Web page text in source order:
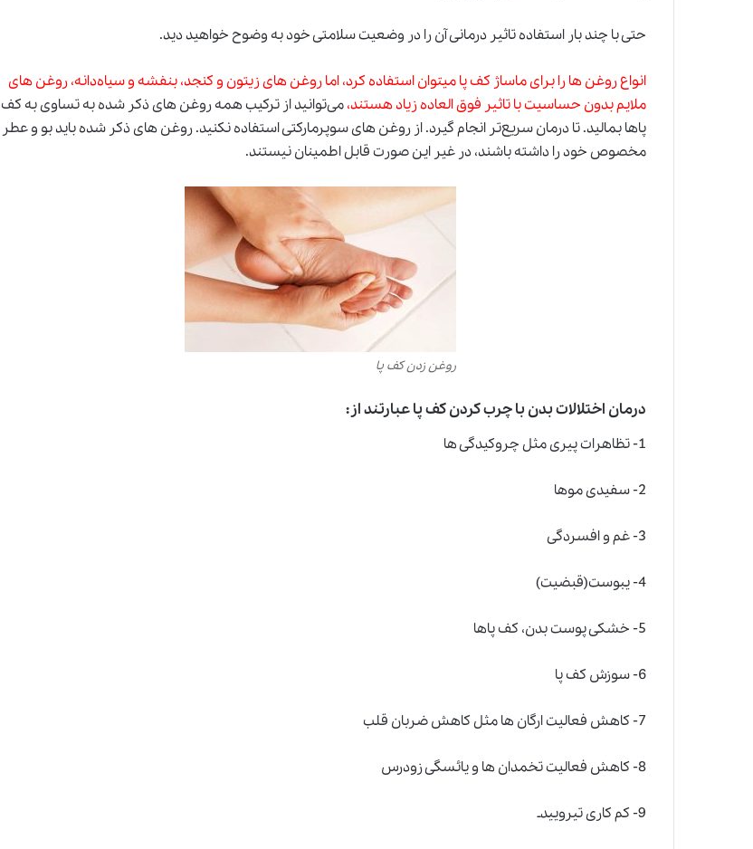
حتی با چند بار استفاده تاثیر درمانی آن را در وضعیت سلامتی خود به وضوح خواهید دید.
انواع روغن ها را برای ماساژ کف پا میتوان استفاده کرد، اما روغن های زیتون و کنجد، بنفشه و سیاه‌دانه، روغن های
ملایم بدون حساسیت با تاثیر فوق العاده زیاد هستند،می‌توانید از ترکیب همه روغن های ذکر شده به تساوی به کف
پا‌ها بمالید. تادرمان سریع‌تر انجام گیرد. از روغن های سوپرمارکتی استفاده نکنید. روغن های ذکر شده باید بو و عطر
مخصوص خود را داشته باشند، در غیر این صورت قابل اطمینان نیستند.
روغن زدن کف پا
درمان اختلالات بدن با چرب کردن کف پا عبارتند از:
1- تظاهرات پیری مثل چروکیدگی ها
2- سفیدی موها
3- غم و افسردگی
4- یبوست(قبضیت)
5- خشکی پوست بدن، کف پاها
6- سوزش کف پا
7- کاهش فعالیت ارگان ها مثل کاهش ضربان قلب
8- کاهش فعالیت تخمدان ها و یائسگی زودرس
9- کم کاری تیروییدـ